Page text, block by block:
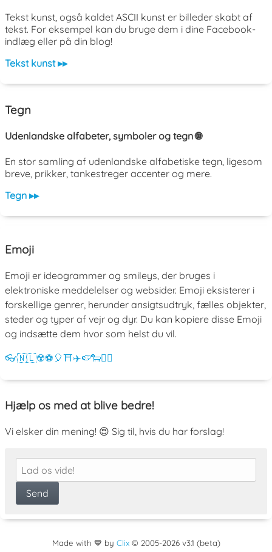
Tekst kunst, også kaldet ASCII kunst er billeder skabt af
tekst. For eksempel kan du bruge dem i dine Facebook-
indlæg eller på din blog!
Tekst kunst ▸▸
Tegn
Udenlandske alfabeter, symboler og tegn 🌐
En stor samling af udenlandske alfabetiske tegn, ligesom
breve, prikker, tankestreger accenter og mere.
Tegn ▸▸
Emoji
Emoji er ideogrammer og smileys, der bruges i
elektroniske meddelelser og websider. Emoji eksisterer i
forskellige genrer, herunder ansigtsudtryk, fælles objekter,
steder og typer af vejr og dyr. Du kan kopiere disse Emoji
og indsætte dem hvor som helst du vil.
👓🇳🇱☢️⚽ 🎈⛩️✈️🍉🐑💁‍♀️
Hjælp os med at blive bedre!
Vi elsker din mening! 😍 Sig til, hvis du har forslag!
Made with 💙 by Clix© 2005-2026 v3.1 (beta)